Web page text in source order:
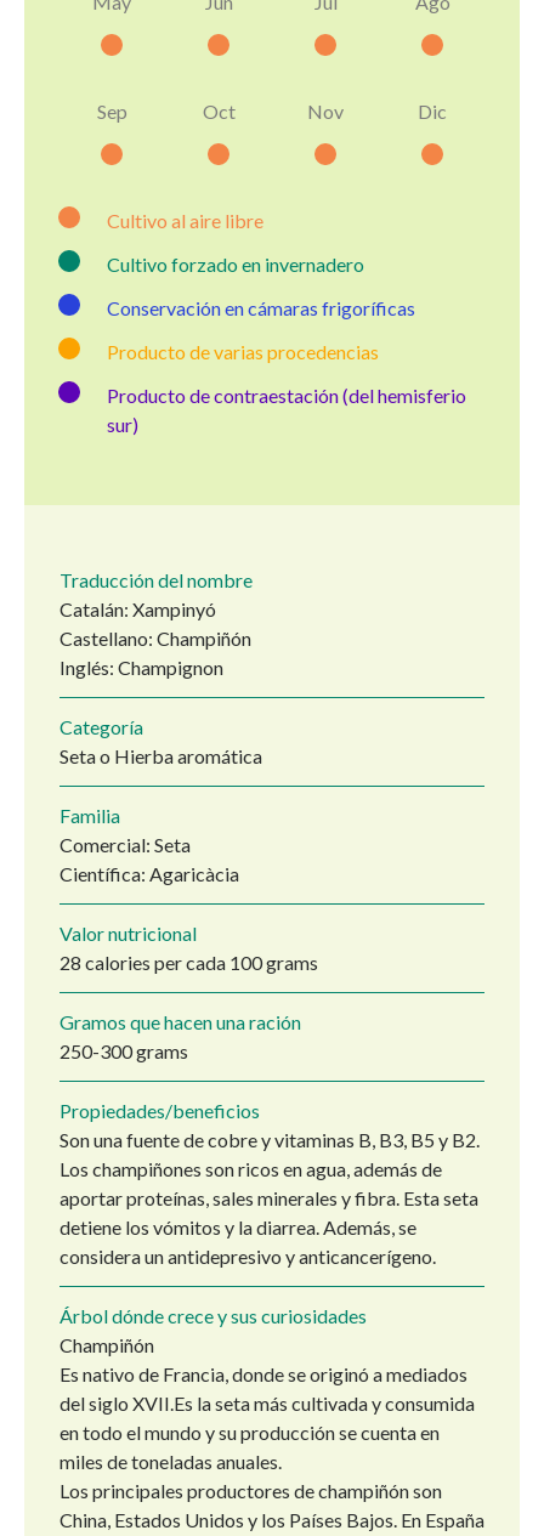
Sep Oct Nov Dic
Cultivo al aire libre
Cultivo forzado en invernadero
Conservación en cámaras frigoríficas
Producto de varias procedencias
Producto de contraestación (del hemisferio
sur)
Traducción del nombre
Catalán: Xampinyó
Castellano: Champiñón
Inglés: Champignon
Categoría
Seta o Hierba aromática
Familia
Comercial: Seta
Científica: Agaricàcia
Valor nutricional
28 calories per cada 100 grams
Gramos que hacen una ración
250-300 grams
Propiedades/beneficios
Son una fuente de cobre y vitaminas B, B3, B5 y B2.
Los champiñones son ricos en agua, además de
aportar proteínas, sales minerales y fibra. Esta seta
detiene los vómitos y la diarrea. Además, se
considera un antidepresivo y anticancerígeno.
Árbol dónde crece y sus curiosidades
Champiñón
Es nativo de Francia, donde se originó a mediados
del siglo XVII.Es la seta más cultivada y consumida
en todo el mundo y su producción se cuenta en
miles de toneladas anuales.
Los principales productores de champiñón son
China, Estados Unidos y los Países Bajos. En España